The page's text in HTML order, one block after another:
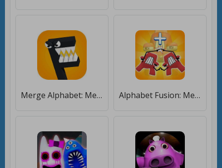
Merge Alphabet: Merge Monster [Мод меню] Alphabet Fusion: Merge Master [Мод меню]